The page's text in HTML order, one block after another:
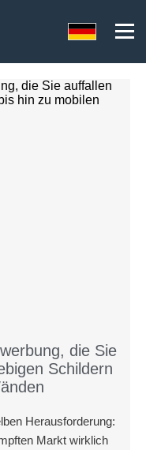
die Sie
Schildern
Herausforderung:
Markt wirklich